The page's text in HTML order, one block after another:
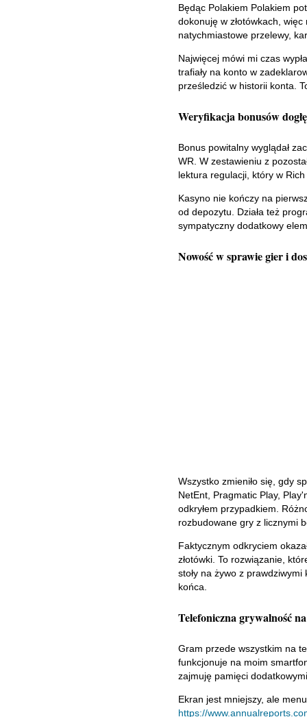
Będąc Polakiem Polakiem
dokonuję w złotówkach,
natychmiastowe przelewy,
Najwięcej mówi mi czas
trafiały na konto w
prześledzić w historii konta.
Weryfikacja bonusów
Bonus powitalny wyglądał
WR. W zestawieniu z
lektura regulacji, który w
Kasyno nie kończy na
od depozytu. Działa też
sympatyczny dodatkowy
Nowość w sprawie gier i
Wszystko zmieniło się, gdy
NetEnt, Pragmatic Play,
odkryłem przypadkiem.
rozbudowane gry z licznymi
Faktycznym odkryciem
złotówki. To rozwiązanie,
stoły na żywo z
końca.
Telefoniczna grywalność
Gram przede wszystkim na
funkcjonuje na moim
zajmuję pamięci
Ekran jest mniejszy, ale
https://